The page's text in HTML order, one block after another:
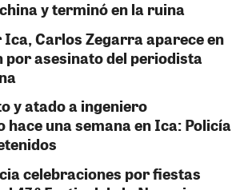
y terminó en la ruina
Carlos Zegarra aparece en
por asesinato del periodista
y atado a ingeniero
hace una semana en Ica: Policía
celebraciones por fiestas